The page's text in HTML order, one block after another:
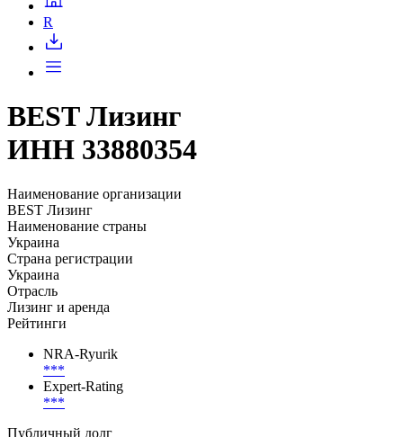
R
BEST Лизинг
ИНН 33880354
Наименование организации
BEST Лизинг
Наименование страны
Украина
Страна регистрации
Украина
Отрасль
Лизинг и аренда
Рейтинги
NRA-Ryurik
***
Expert-Rating
***
Публичный долг